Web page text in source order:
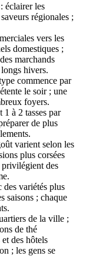
éclairer les
régionales ;
vers les
domestiques ;
marchands
hivers.
commence par
le soir ; une
foyers.
1 à 2 tasses par
de plus
varient selon les
plus corsées
privilégient des
des variétés plus
saisons ; chaque
de la ville ;
de thé
des hôtels
; les gens se